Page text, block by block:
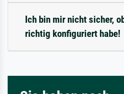
Ich bin mir nicht sicher,
richtig konfiguriert habe!